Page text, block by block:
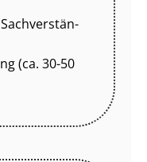
(ca. 30-50